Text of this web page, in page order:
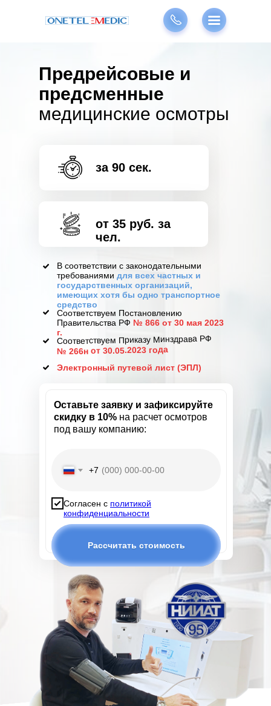
Предрейсовые и
предсменные
медицинские осмотры
В соответствии с законодательными
требованиями для всех частных и
государственных организаций,
имеющих хотя бы одно транспортное
средство
от 35 руб. за
чел.
за 90 сек.
Оставьте заявку и зафиксируйте
скидку в 10% на расчет осмотров
под вашу компанию:
+7
Согласен с политикой
конфиденциальности
Рассчитать стоимость
Электронный путевой лист (ЭПЛ)
Соответствуем Постановлению
Правительства РФ № 866 от 30 мая 2023
г.
Соответствуем Приказу Минздрава РФ
№ 266н от 30.05.2023 года